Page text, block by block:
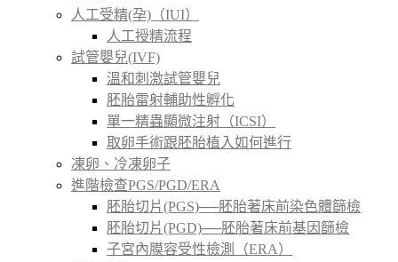
人工受精(孕)（IUI）
人工授精流程
試管嬰兒(IVF)
溫和刺激試管嬰兒
胚胎雷射輔助性孵化
單一精蟲顯微注射（ICSI）
取卵手術跟胚胎植入如何進行
凍卵、冷凍卵子
進階檢查PGS/PGD/ERA
胚胎切片(PGS)──胚胎著床前染色體篩檢
胚胎切片(PGD)──胚胎著床前基因篩檢
子宮內膜容受性檢測（ERA）